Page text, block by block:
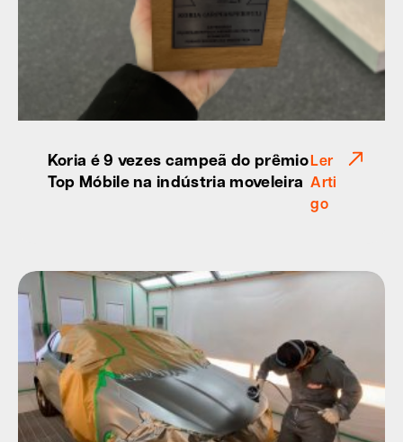
Koria é 9 vezes campeã do prêmio
Top Móbile na indústria moveleira
Ler
Arti
go